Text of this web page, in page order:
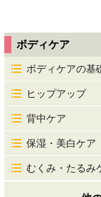
ボディケア
ボディケアの基
ヒップアップ
背中ケア
保湿・美白ケア
むくみ・たるみ